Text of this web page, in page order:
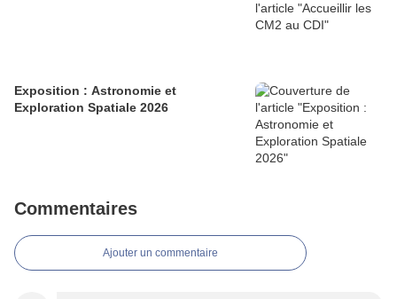
Exposition : Astronomie et
Exploration Spatiale 2026
Commentaires
Ajouter un commentaire